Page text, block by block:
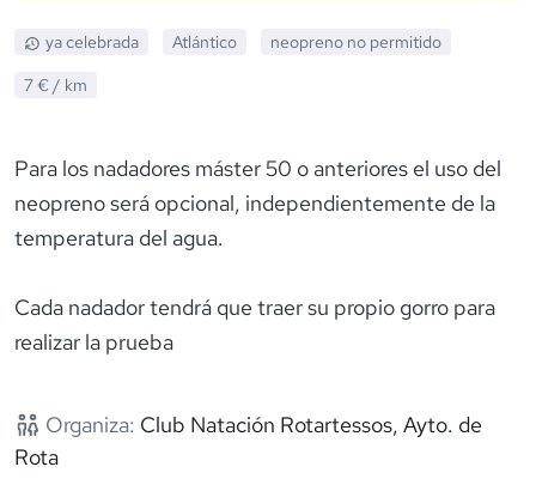
ya celebrada Atlántico neopreno no permitido
7 € / km
Para los nadadores máster 50 o anteriores el uso del
neopreno será opcional, independientemente de la
temperatura del agua.
Cada nadador tendrá que traer su propio gorro para
realizar la prueba
Organiza: Club Natación Rotartessos, Ayto. de
Rota